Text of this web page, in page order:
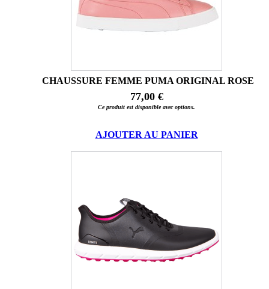
CHAUSSURE FEMME PUMA ORIGINAL ROSE
77,00 €
Ce produit est disponible avec options.
AJOUTER AU PANIER